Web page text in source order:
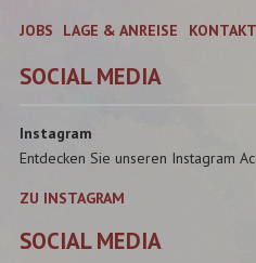
JOBS LAGE & ANREISE KONTAKT
SOCIAL MEDIA
Instagram
Entdecken Sie unseren Instagram
ZU INSTAGRAM
SOCIAL MEDIA